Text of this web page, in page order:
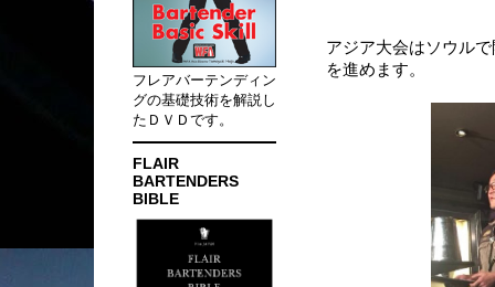
アジア大会はソウル
を進めます。
フレアバーテンディン
グの基礎技術を解説し
たＤＶＤです。
FLAIR
BARTENDERS
BIBLE